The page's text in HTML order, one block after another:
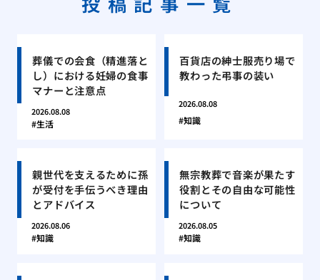
葬儀での会食（精進落と
し）における妊婦の食事
マナーと注意点
2026.08.08
生活
百貨店の紳士服売り場で
教わった弔事の装い
2026.08.08
知識
親世代を支えるために孫
が受付を手伝うべき理由
とアドバイス
2026.08.06
知識
無宗教葬で音楽が果たす
役割とその自由な可能性
について
2026.08.05
知識